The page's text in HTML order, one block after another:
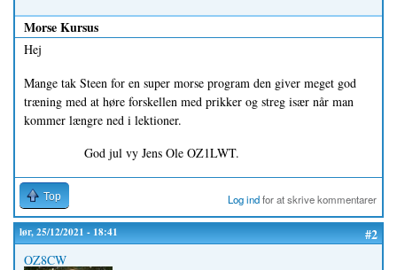
Morse Kursus
Hej
Mange tak Steen for en super morse program den giver meget god
træning med at høre forskellen med prikker og streg især når man
kommer længre ned i lektioner.
God jul vy Jens Ole OZ1LWT.
Top Log indfor at skrive kommentarer
lør, 25/12/2021 - 18:41 #2
OZ8CW